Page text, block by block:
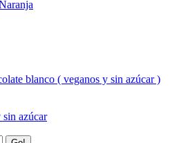
blanco ( veganos y sin azúcar )
sin azúcar